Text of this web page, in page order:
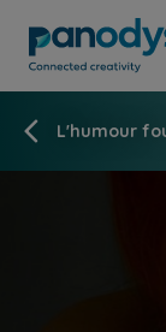
L'humour